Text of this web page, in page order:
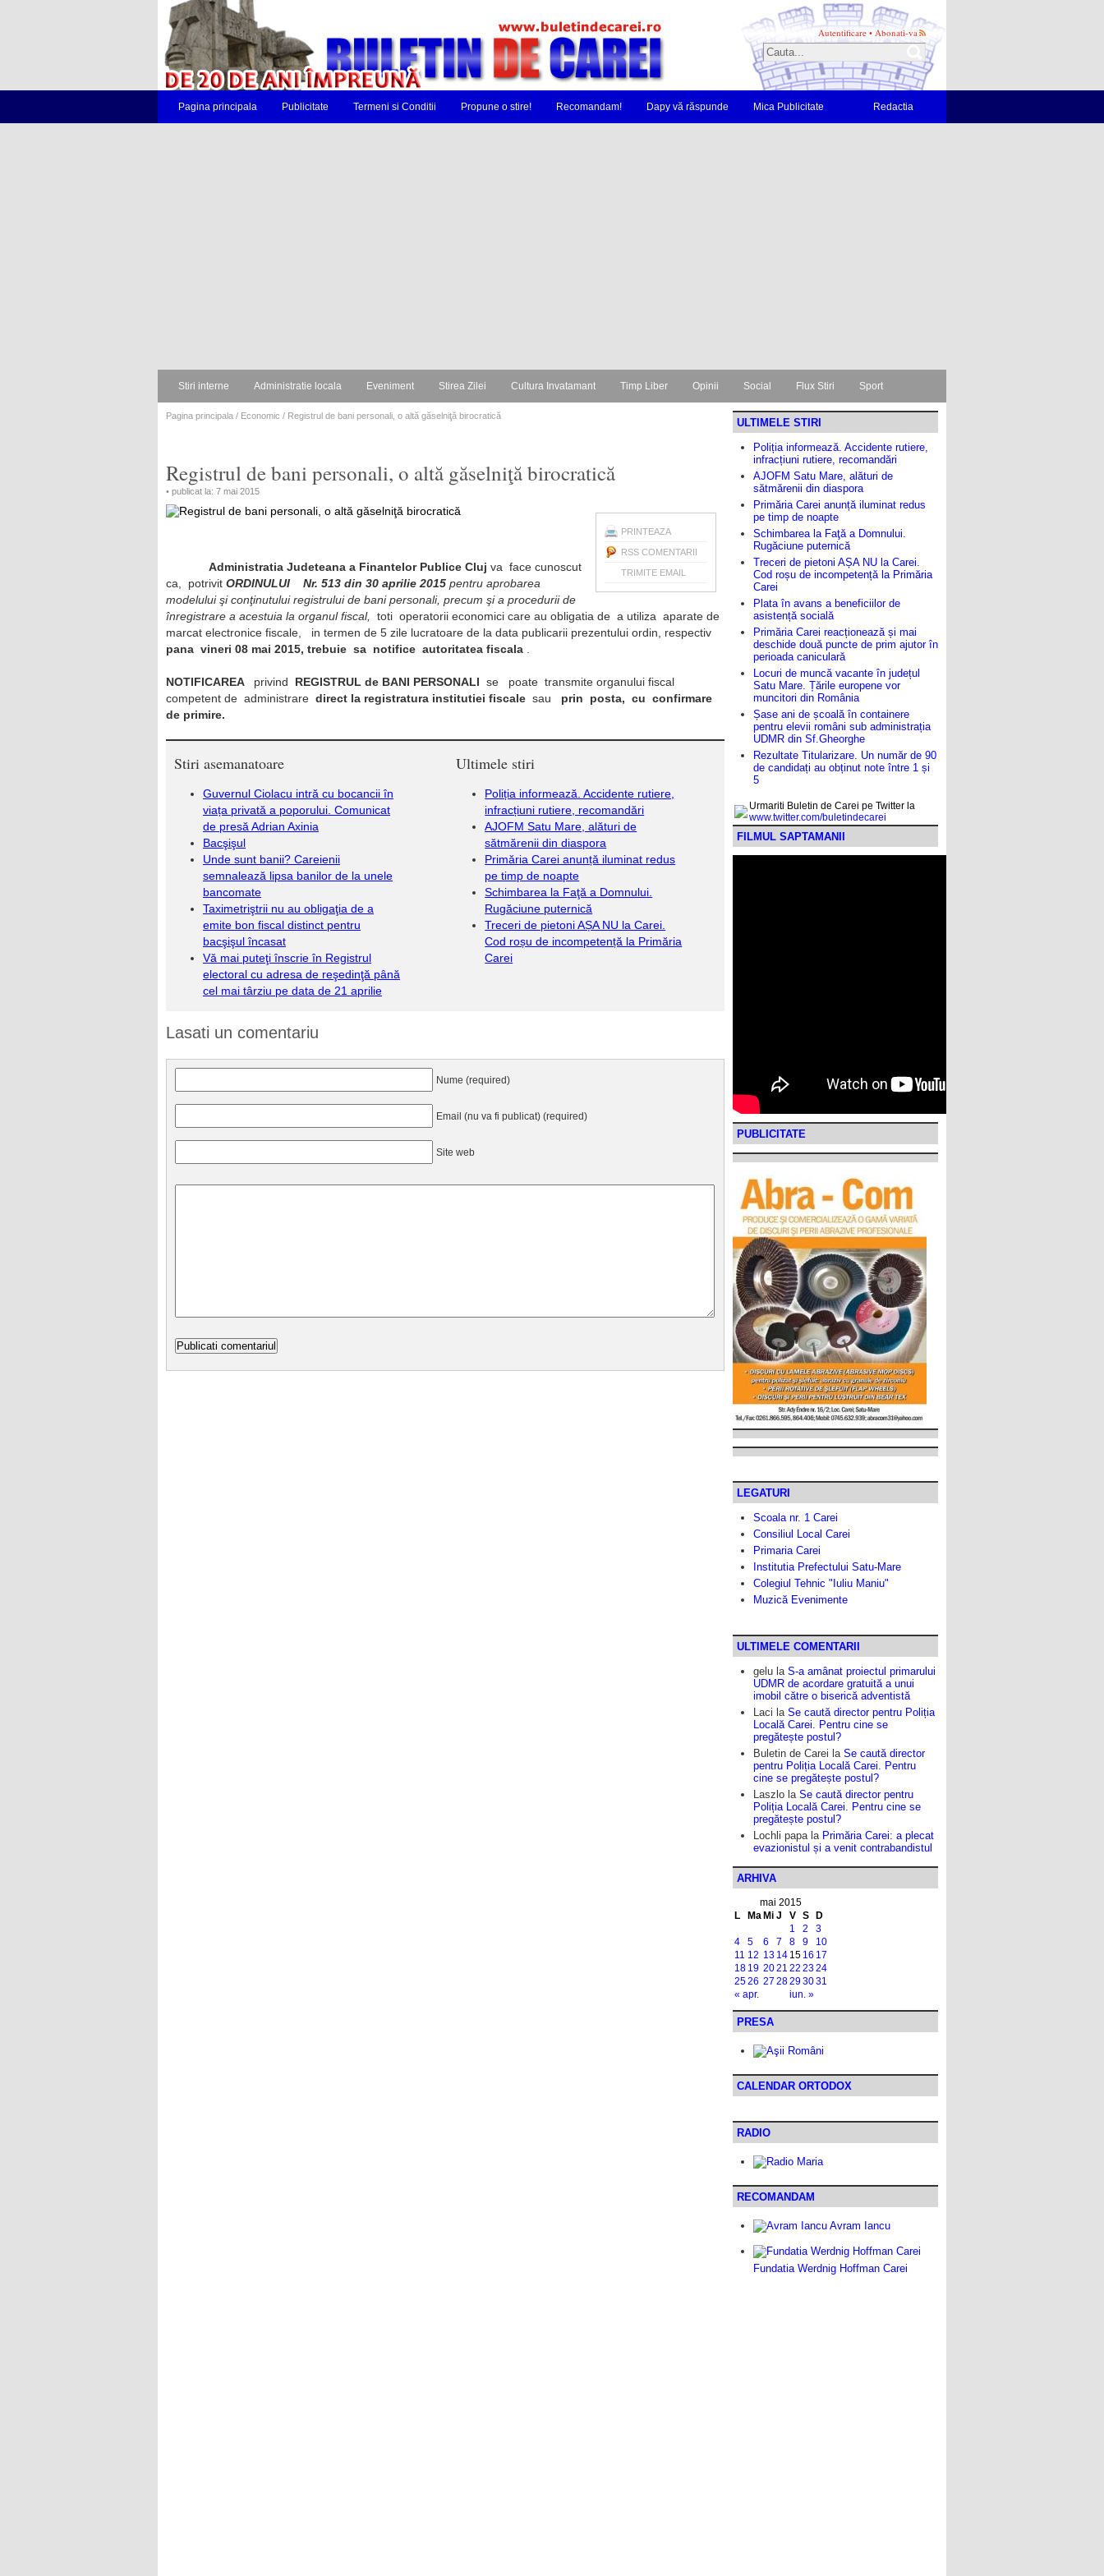
Autentificare • Abonati-va
Pagina principala Publicitate Termeni si Conditii Propune o stire! Recomandam! Dapy vă răspunde Mica Publicitate Redactia
Stiri interne Administratie locala Eveniment Stirea Zilei Cultura Invatamant Timp Liber Opinii Social Flux Stiri Sport
Pagina principala / Economic / Registrul de bani personali, o altă găselniţă birocratică
Registrul de bani personali, o altă găselniţă birocratică
• publicat la: 7 mai 2015
PRINTEAZA
RSS COMENTARII
TRIMITE EMAIL
Administratia Judeteana a Finantelor Publice Cluj va face cunoscut
ca, potrivit ORDINULUI Nr. 513 din 30 aprilie 2015 pentru aprobarea
modelului şi conţinutului registrului de bani personali, precum şi a procedurii de
înregistrare a acestuia la organul fiscal, toti operatorii economici care au obligatia de a utiliza aparate de
marcat electronice fiscale, in termen de 5 zile lucratoare de la data publicarii prezentului ordin, respectiv
pana vineri 08 mai 2015, trebuie sa notifice autoritatea fiscala
NOTIFICAREA privind REGISTRUL de BANI PERSONALI se poate transmite organului fiscal
competent de administrare direct la registratura institutiei fiscale sau prin posta, cu confirmare
de primire.
Stiri asemanatoare
Guvernul Ciolacu intră cu bocancii în
viața privată a poporului. Comunicat
de presă Adrian Axinia
Bacşişul
Unde sunt banii? Careienii
semnalează lipsa banilor de la unele
bancomate
Taximetriştrii nu au obligaţia de a
emite bon fiscal distinct pentru
bacşişul încasat
Vă mai puteţi înscrie în Registrul
electoral cu adresa de reşedinţă până
cel mai târziu pe data de 21 aprilie
Ultimele stiri
Poliția informează. Accidente rutiere,
infracțiuni rutiere, recomandări
AJOFM Satu Mare, alături de
sătmărenii din diaspora
Primăria Carei anunță iluminat redus
pe timp de noapte
Schimbarea la Faţă a Domnului.
Rugăciune puternică
Treceri de pietoni AȘA NU la Carei.
Cod roșu de incompetență la Primăria
Carei
Lasati un comentariu
Nume (required)
Email (nu va fi publicat) (required)
Site web
ULTIMELE STIRI
Poliția informează. Accidente rutiere,
infracțiuni rutiere, recomandări
AJOFM Satu Mare, alături de
sătmărenii din diaspora
Primăria Carei anunță iluminat redus
pe timp de noapte
Schimbarea la Faţă a Domnului.
Rugăciune puternică
Treceri de pietoni AȘA NU la Carei.
Cod roșu de incompetență la Primăria
Carei
Plata în avans a beneficiilor de
asistență socială
Primăria Carei reacționează și mai
deschide două puncte de prim ajutor în
perioada caniculară
Locuri de muncă vacante în județul
Satu Mare. Țările europene vor
muncitori din România
Șase ani de școală în containere
pentru elevii români sub administrația
UDMR din Sf.Gheorghe
Rezultate Titularizare. Un număr de 90
de candidați au obținut note între 1 și
5
Urmariti Buletin de Carei pe Twitter la
www.twitter.com/buletindecarei
FILMUL SAPTAMANII
PUBLICITATE
LEGATURI
Scoala nr. 1 Carei
Consiliul Local Carei
Primaria Carei
Institutia Prefectului Satu-Mare
Colegiul Tehnic "Iuliu Maniu"
Muzică Evenimente
ULTIMELE COMENTARII
gelu la S-a amânat proiectul primarului
UDMR de acordare gratuită a unui
imobil către o biserică adventistă
Laci la Se caută director pentru Poliția
Locală Carei. Pentru cine se
pregătește postul?
Buletin de Carei la Se caută director
pentru Poliția Locală Carei. Pentru
cine se pregătește postul?
Laszlo la Se caută director pentru
Poliția Locală Carei. Pentru cine se
pregătește postul?
Lochli papala Primăria Carei: a plecat
evazionistul și a venit contrabandistul
ARHIVA
mai 2015
L
Ma Mi J V S D
« apr. iun. »
1 2
3
4
5 6 7 8 9
10
11 12 13 14 15 16 17
18 19 2021 22 2324
2526 27 28293031
PRESA
CALENDAR ORTODOX
RADIO
RECOMANDAM
Avram Iancu
Fundatia Werdnig Hoffman Carei